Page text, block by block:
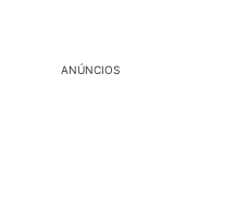
ANÚNCIOS